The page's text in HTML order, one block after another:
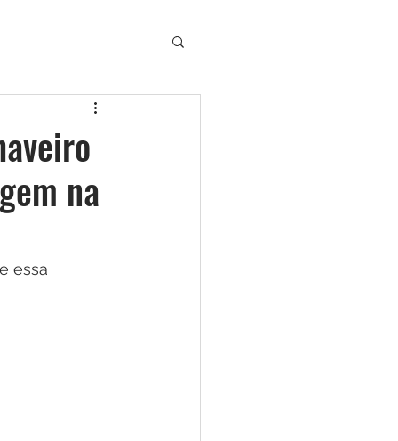
na
essa